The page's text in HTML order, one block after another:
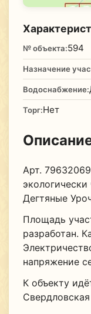
№ объекта:594
Назначение
Водоснабжение:
Торг:Нет
Арт.
Дегтяные
Площадь
разработан.
напряжение
К объекту